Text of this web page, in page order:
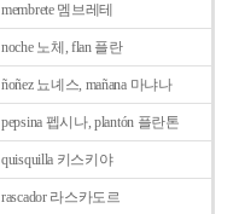
membrete 멤브레테
noche 노체, flan 플란
ñoñez 뇨녜스, mañana 마냐나
pepsina 펩시나, plantón 플란톤
quisquilla 키스키야
rascador 라스카도르